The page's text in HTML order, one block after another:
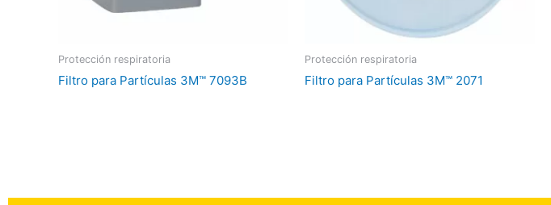
Protección respiratoria
Filtro para Partículas 3M™ 7093B
Protección respiratoria
Filtro para Partículas 3M™ 2071